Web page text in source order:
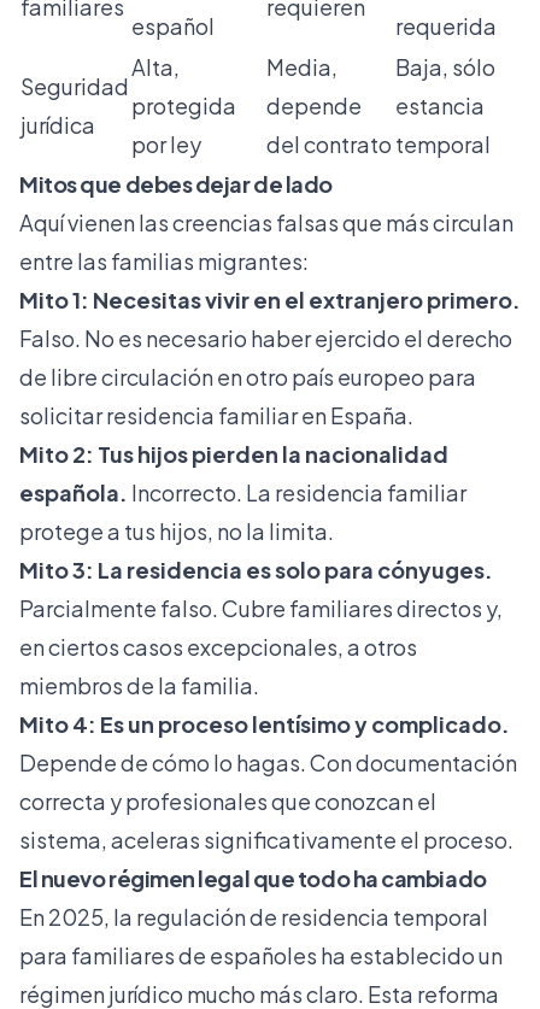
familiares
español
requieren
requerida
Seguridad
jurídica
Alta,
protegida
por ley
Media,
depende
del contrato
Baja, sólo
estancia
temporal
Mitos que debes dejar de lado
Aquí vienen las creencias falsas que más circulan
entre las familias migrantes:
Mito 1: Necesitas vivir en el extranjero primero.
Falso. No es necesario haber ejercido el derecho
de libre circulación en otro país europeo para
solicitar residencia familiar en España.
Mito 2: Tus hijos pierden la nacionalidad
española. Incorrecto. La residencia familiar
protege a tus hijos, no la limita.
Mito 3: La residencia es solo para cónyuges.
Parcialmente falso. Cubre familiares directos y,
en ciertos casos excepcionales, a otros
miembros de la familia.
Mito 4: Es un proceso lentísimo y complicado.
Depende de cómo lo hagas. Con documentación
correcta y profesionales que conozcan el
sistema, aceleras significativamente el proceso.
El nuevo régimen legal que todo ha cambiado
En 2025, la regulación de residencia temporal
para familiares de españoles ha establecido un
régimen jurídico mucho más claro. Esta reforma